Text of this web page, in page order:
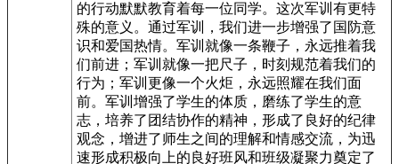
的行动默默教育着每一位同学。这次军训有更特
殊的意义。通过军训，我们进一步增强了国防意
识和爱国热情。军训就像一条鞭子，永远推着我
们前进；军训就像一把尺子，时刻规范着我们的
行为；军训更像一个火炬，永远照耀在我们面
前。军训增强了学生的体质，磨练了学生的意
志，培养了团结协作的精神，形成了良好的纪律
观念，增进了师生之间的理解和情感交流，为迅
速形成积极向上的良好班风和班级凝聚力奠定了